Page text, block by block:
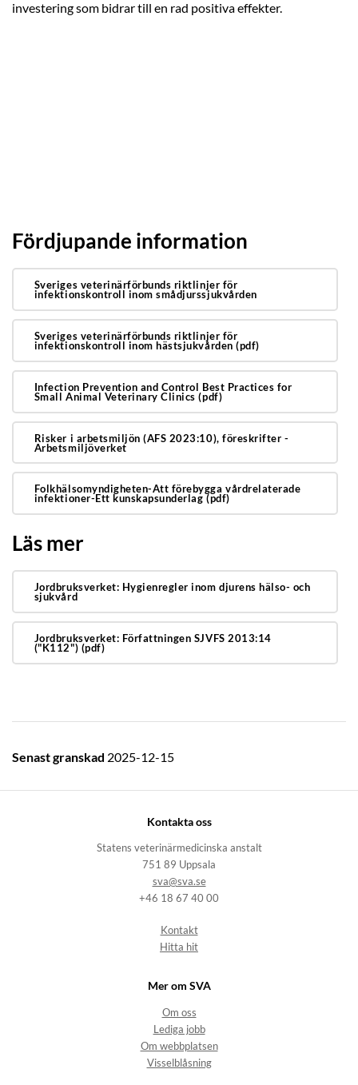
investering som bidrar till en rad positiva effekter.
Fördjupande information
Sveriges veterinärförbunds riktlinjer för
infektionskontroll inom smådjurssjukvården
Sveriges veterinärförbunds riktlinjer för
infektionskontroll inom hästsjukvården (pdf)
Infection Prevention and Control Best Practices for
Small Animal Veterinary Clinics (pdf)
Risker i arbetsmiljön (AFS 2023:10), föreskrifter -
Arbetsmiljöverket
Folkhälsomyndigheten-Att förebygga vårdrelaterade
infektioner-Ett kunskapsunderlag (pdf)
Läs mer
Jordbruksverket: Hygienregler inom djurens hälso- och
sjukvård
Jordbruksverket: Författningen SJVFS 2013:14
("K112") (pdf)
Senast granskad 2025-12-15
Kontakta oss
Statens veterinärmedicinska anstalt
751 89 Uppsala
sva@sva.se
+46 18 67 40 00
Kontakt
Hitta hit
Mer om SVA
Om oss
Lediga jobb
Om webbplatsen
Visselblåsning